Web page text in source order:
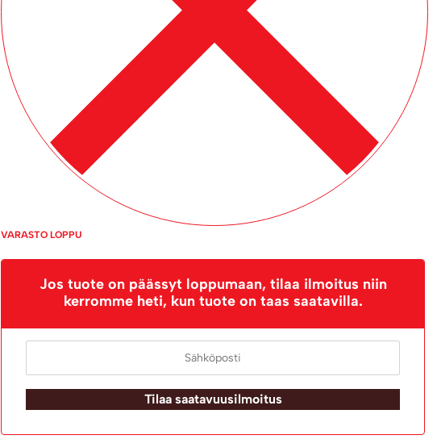
VARASTO LOPPU
Jos tuote on päässyt loppumaan, tilaa ilmoitus niin
kerromme heti, kun tuote on taas saatavilla.
Tilaa saatavuusilmoitus